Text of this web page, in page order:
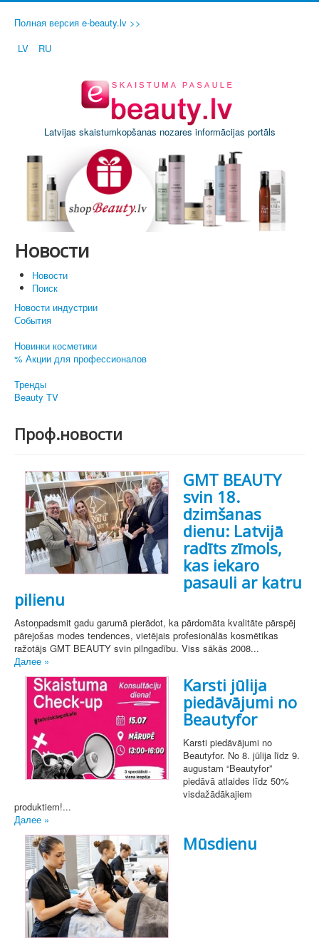
Полная версия e-beauty.lv >>
LV
RU
Latvijas skaistumkopšanas nozares informācijas portāls
Новости
Новости
Поиск
Новости индустрии
События
Новинки косметики
% Акции для профессионалов
Тренды
Beauty TV
Проф.новости
GMT BEAUTY
svin 18.
dzimšanas
dienu: Latvijā
radīts zīmols,
kas iekaro
pasauli ar katru
pilienu
Astoņpadsmit gadu garumā pierādot, ka pārdomāta kvalitāte pārspēj
pārejošas modes tendences, vietējais profesionālās kosmētikas
ražotājs GMT BEAUTY svin pilngadību. Viss sākās 2008...
Далее »
Karsti jūlija
piedāvājumi no
Beautyfor
Karsti piedāvājumi no
Beautyfor. No 8. jūlija līdz 9.
augustam “Beautyfor”
piedāvā atlaides līdz 50%
visdažādākajiem
produktiem!...
Далее »
Mūsdienu